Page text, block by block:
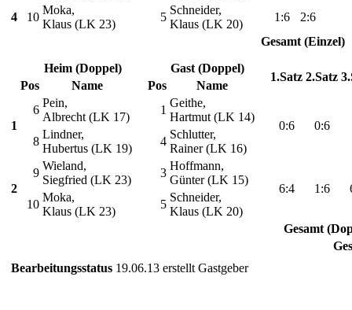
4 10
Moka,
Klaus (LK 23)
5
Schneider,
Klaus (LK 20)
1:6
2:6
Gesamt (Einzel)
Heim (Doppel)
Gast (Doppel)
1.Satz 2.Satz
Pos Name Pos Name
1
6
Pein,
Albrecht (LK 17)
1
Geithe,
Hartmut (LK 14)
0:6
0:6
8
Lindner,
Hubertus (LK 19)
4
Schlutter,
Rainer (LK 16)
2
9
Wieland,
Siegfried (LK 23)
3
Hoffmann,
Günter (LK 15)
6:4 1:6
10
Moka,
Klaus (LK 23)
5
Schneider,
Klaus (LK 20)
Gesamt
Bearbeitungsstatus 19.06.13 erstellt Gastgeber